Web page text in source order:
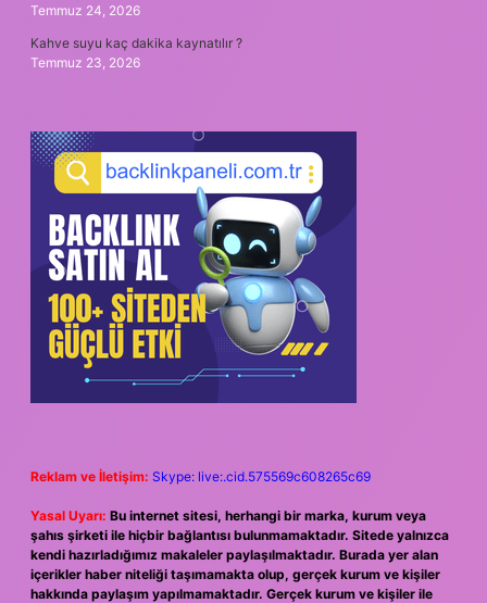
Temmuz 24, 2026
Kahve suyu kaç dakika kaynatılır ?
Temmuz 23, 2026
Reklam ve İletişim: Skype: live:.cid.575569c608265c69
Yasal Uyarı: Bu internet sitesi, herhangi bir marka, kurum veya
şahıs şirketi ile hiçbir bağlantısı bulunmamaktadır. Sitede yalnızca
kendi hazırladığımız makaleler paylaşılmaktadır. Burada yer alan
içerikler haber niteliği taşımamakta olup, gerçek kurum ve kişiler
hakkında paylaşım yapılmamaktadır. Gerçek kurum ve kişiler ile